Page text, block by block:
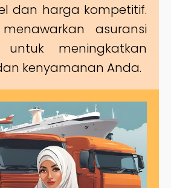
dan harga kompetitif.
asuransi
untuk meningkatkan
kenyamanan Anda.